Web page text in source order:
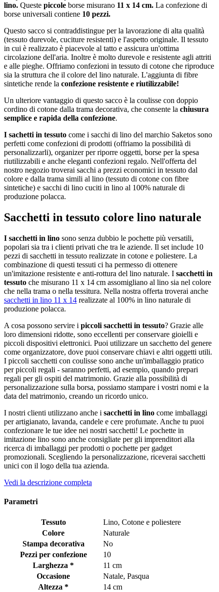
lino. Queste piccole borse misurano 11 x 14 cm. La confezione di
borse universali contiene 10 pezzi.
Questo sacco si contraddistingue per la lavorazione di alta qualità
(tessuto durevole, cuciture resistenti) e l'aspetto originale. Il tessuto
in cui è realizzato è piacevole al tatto e assicura un'ottima
circolazione dell'aria. Inoltre è molto durevole e resistente agli attriti
e alle pieghe. Offriamo confezioni in tessuto di cotone che riproduce
sia la struttura che il colore del lino naturale. L'aggiunta di fibre
sintetiche rende la confezione resistente e riutilizzabile!
Un ulteriore vantaggio di questo sacco è la coulisse con doppio
cordino di cotone dalla trama decorativa, che consente la chiusura
semplice e rapida della confezione.
I sachetti in tessuto come i sacchi di lino del marchio Saketos sono
perfetti come confezioni di prodotti (offriamo la possibilità di
personalizzarli), organizer per riporre oggetti, borse per la spesa
riutilizzabili e anche eleganti confezioni regalo. Nell'offerta del
nostro negozio troverai sacchi a prezzi economici in tessuto dal
colore e dalla trama simili al lino (tessuto di cotone con fibre
sintetiche) e sacchi di lino cuciti in lino al 100% naturale di
produzione polacca.
Sacchetti in tessuto colore lino naturale
I sacchetti in lino sono senza dubbio le pochette più versatili,
popolari sia tra i clienti privati che tra le aziende. Il set include 10
pezzi di sacchetti in tessuto realizzate in cotone e poliestere. La
combinazione di questi tessuti ci ha permesso di ottenere
un'imitazione resistente e anti-rottura del lino naturale. I sacchetti in
tessuto che misurano 11 x 14 cm assomigliano al lino sia nel colore
che nella trama o nella tessitura. Nella nostra offerta troverai anche
sacchetti in lino 11 x 14 realizzate al 100% in lino naturale di
produzione polacca.
A cosa possono servire i piccoli sacchetti in tessuto? Grazie alle
loro dimensioni ridotte, sono eccellenti per conservare gioielli e
piccoli dispositivi elettronici. Puoi utilizzare un sacchetto del genere
come organizzatore, dove puoi conservare chiavi e altri oggetti utili.
I piccoli sacchetti con coulisse sono anche un'imballaggio pratico
per piccoli regali - saranno perfetti, ad esempio, quando prepari
regali per gli ospiti del matrimonio. Grazie alla possibilità di
personalizzazione sulla borsa, possiamo stampare i vostri nomi e la
data del matrimonio, creando un ricordo unico.
I nostri clienti utilizzano anche i sacchetti in lino come imballaggi
per artigianato, lavanda, candele e cere profumate. Anche tu puoi
confezionare le tue idee nei nostri sacchetti! Le pochette in
imitazione lino sono anche consigliate per gli imprenditori alla
ricerca di imballaggi per prodotti o pochette per gadget
promozionali. Scegliendo la personalizzazione, riceverai sacchetti
unici con il logo della tua azienda.
Vedi la descrizione completa
Parametri
Tessuto
Lino, Cotone e poliestere
Colore
Naturale
Stampa decorativa
No
Pezzi per confezione
10
Larghezza *
11 cm
Occasione
Natale, Pasqua
Altezza *
14 cm